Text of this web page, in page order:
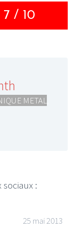
/ 10
METAL
:
25 mai 2013